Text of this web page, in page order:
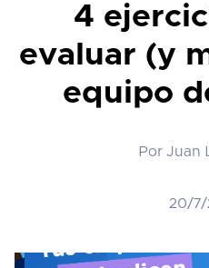
4
evaluar (y
equipo
Por Juan
20/7/